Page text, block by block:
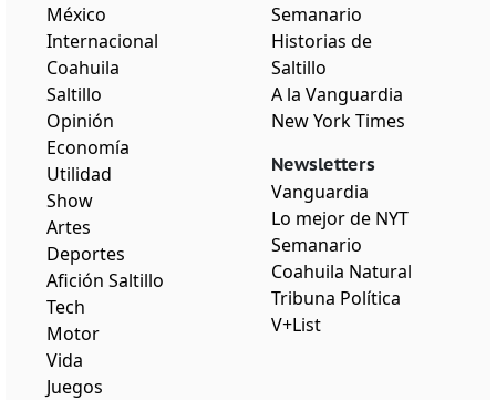
México
Internacional
Coahuila
Saltillo
Opinión
Economía
Utilidad
Show
Artes
Deportes
Afición Saltillo
Tech
Motor
Vida
Juegos
Semanario
Historias de
Saltillo
A la Vanguardia
New York Times
Newsletters
Vanguardia
Lo mejor de NYT
Semanario
Coahuila Natural
Tribuna Política
V+List